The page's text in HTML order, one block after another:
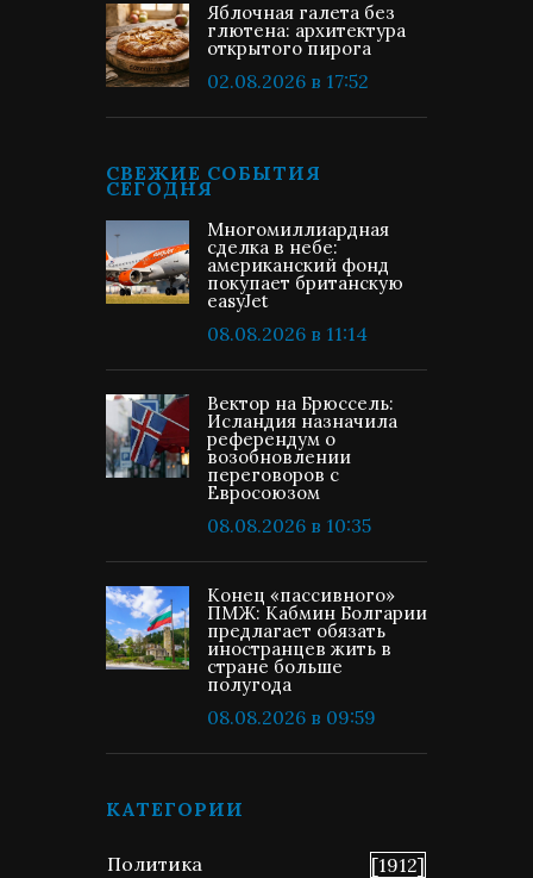
Яблочная галета без
глютена: архитектура
открытого пирога
02.08.2026 в 17:52
СВЕЖИЕ СОБЫТИЯ
СЕГОДНЯ
Многомиллиардная
сделка в небе:
американский фонд
покупает британскую
easyJet
08.08.2026 в 11:14
Вектор на Брюссель:
Исландия назначила
референдум о
возобновлении
переговоров с
Евросоюзом
08.08.2026 в 10:35
Конец «пассивного»
ПМЖ: Кабмин Болгарии
предлагает обязать
иностранцев жить в
стране больше
полугода
08.08.2026 в 09:59
КАТЕГОРИИ
Политика
[1912]